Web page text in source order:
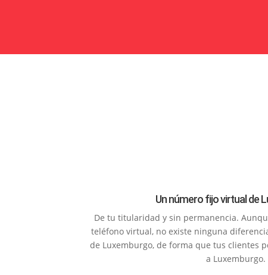
Un número fijo virtual de
De tu titularidad y sin permanencia.
teléfono virtual, no existe ninguna
de Luxemburgo, de forma que tus clientes
a Luxemburgo.